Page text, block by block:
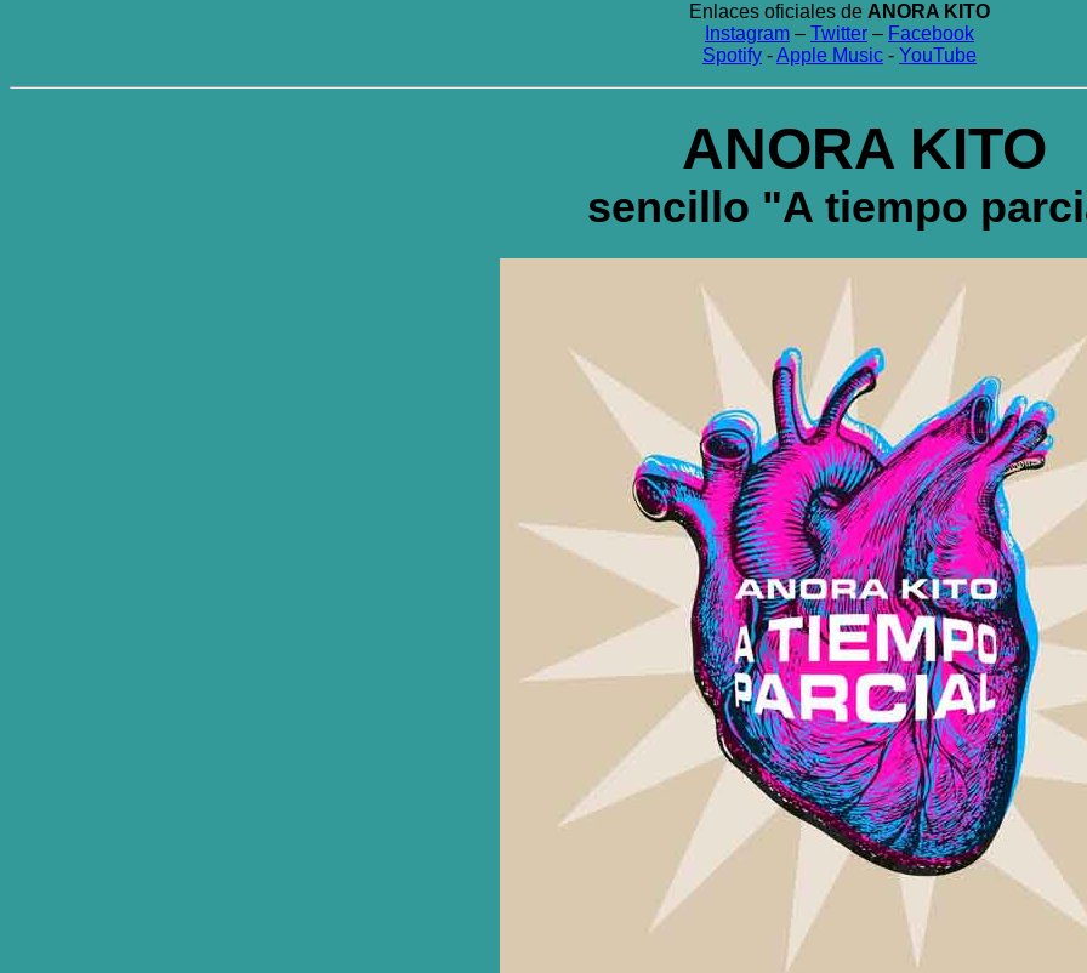
Enlaces oficiales de ANORA KITO
Instagram – Twitter – Facebook
Spotify -Apple Music - YouTube
ANORA KITO
sencillo "A tiempo